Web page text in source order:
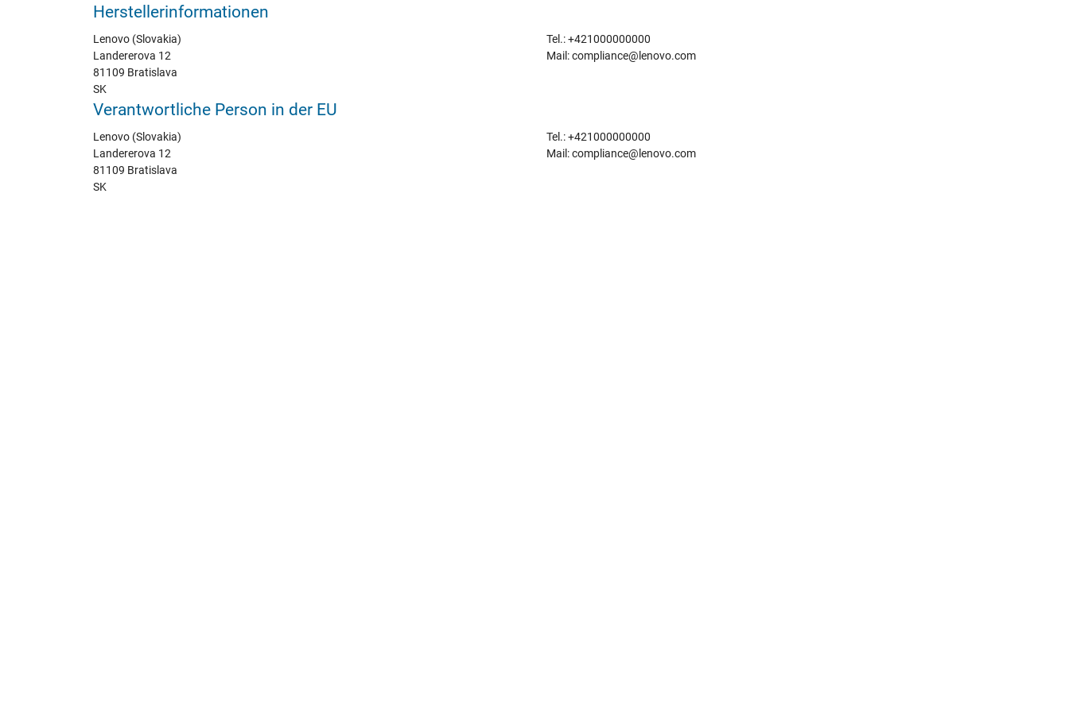
Herstellerinformationen
Lenovo (Slovakia)
Landererova 12
81109 Bratislava
SK
Tel.: +421000000000
Mail: compliance@lenovo.com
Verantwortliche Person in der EU
Lenovo (Slovakia)
Landererova 12
81109 Bratislava
SK
Tel.: +421000000000
Mail: compliance@lenovo.com